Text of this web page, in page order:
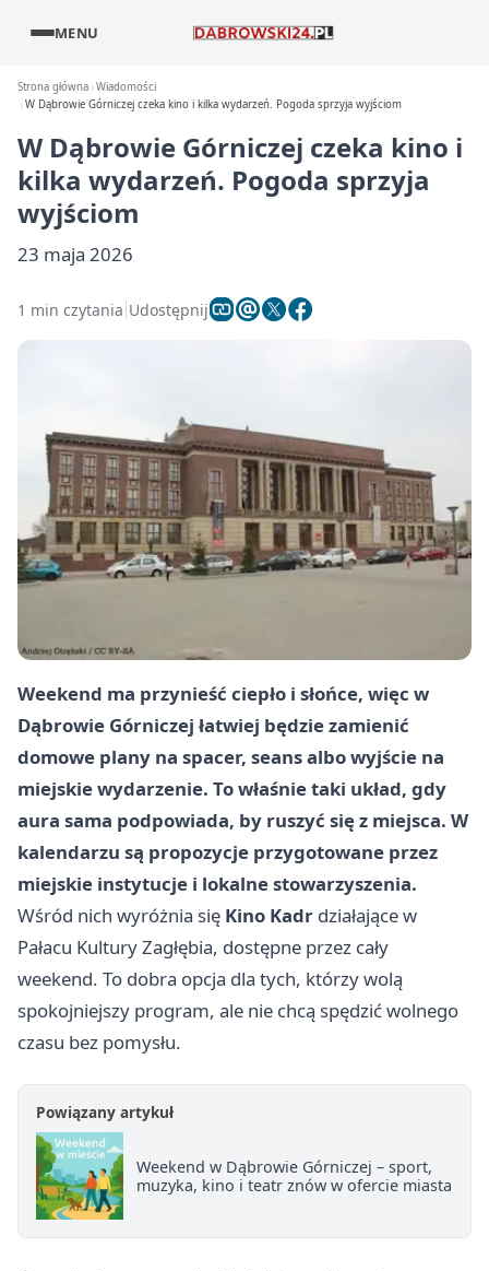
MENU
Strona główna Wiadomości
W Dąbrowie Górniczej czeka kino i kilka wydarzeń. Pogoda sprzyja wyjściom
W Dąbrowie Górniczej czeka kino i
kilka wydarzeń. Pogoda sprzyja
wyjściom
23 maja 2026
1 min czytania Udostępnij
Weekend ma przynieść ciepło i słońce, więc w
Dąbrowie Górniczej łatwiej będzie zamienić
domowe plany na spacer, seans albo wyjście na
miejskie wydarzenie. To właśnie taki układ, gdy
aura sama podpowiada, by ruszyć się z miejsca. W
kalendarzu są propozycje przygotowane przez
miejskie instytucje i lokalne stowarzyszenia.
Wśród nich wyróżnia się Kino Kadr działające w
Pałacu Kultury Zagłębia, dostępne przez cały
weekend. To dobra opcja dla tych, którzy wolą
spokojniejszy program, ale nie chcą spędzić wolnego
czasu bez pomysłu.
Powiązany artykuł
Weekend w Dąbrowie Górniczej – sport,
muzyka, kino i teatr znów w ofercie miasta